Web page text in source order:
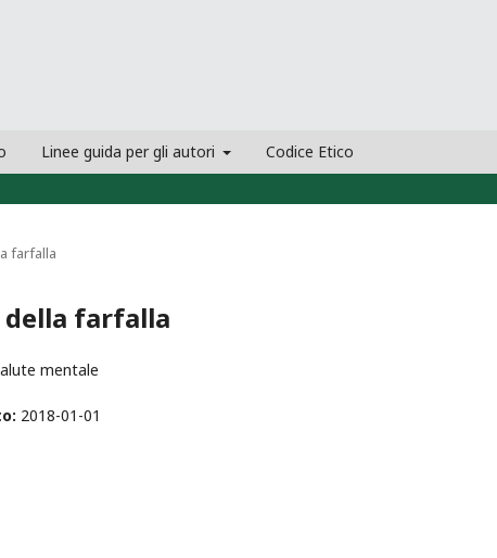
Linee guida per gli autori Codice Etico
farfalla
della farfalla
mentale
2018-01-01